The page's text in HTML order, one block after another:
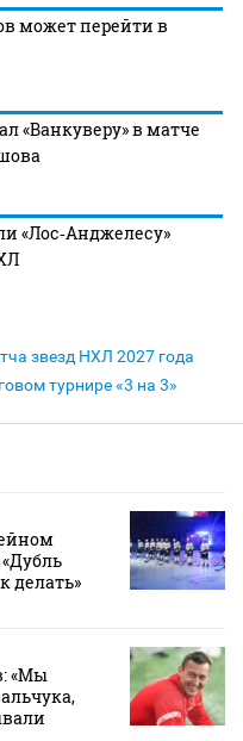
может перейти в
«Ванкуверу» в матче
«Лос‑Анджелесу»
звезд НХЛ 2027 года
турнире «3 на 3»
делать»
«Мы